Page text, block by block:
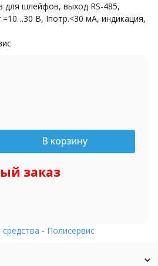
для шлейфов, выход RS-485,
В, Iпотр.<30 мА, индикация,
В корзину
заказ
средства - Полисервис